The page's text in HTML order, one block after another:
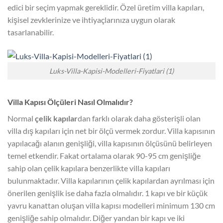
edici bir seçim yapmak gereklidir. Özel üretim villa kapıları,
kişisel zevklerinize ve ihtiyaçlarınıza uygun olarak
tasarlanabilir.
Luks-Villa-Kapisi-Modelleri-Fiyatlari (1)
Villa Kapısı Ölçüleri Nasıl Olmalıdır?
Normal çelik kapılardan farklı olarak daha gösterişli olan
villa dış kapıları için net bir ölçü vermek zordur. Villa kapısının
yapılacağı alanın genişliği, villa kapısının ölçüsünü belirleyen
temel etkendir. Fakat ortalama olarak 90-95 cm genişliğe
sahip olan çelik kapılara benzerlikte villa kapıları
bulunmaktadır. Villa kapılarının çelik kapılardan ayrılması için
önerilen genişlik ise daha fazla olmalıdır. 1 kapı ve bir küçük
yavru kanattan oluşan villa kapısı modelleri minimum 130 cm
genişliğe sahip olmalıdır. Diğer yandan bir kapı ve iki